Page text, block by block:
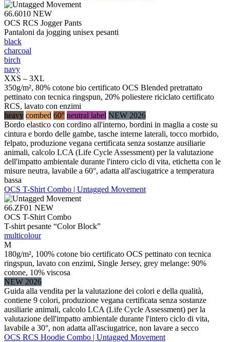
66.6010 NEW
OCS RCS Jogger Pants
Pantaloni da jogging unisex pesanti
black
charcoal
birch
navy
XXS – 3XL
350g/m², 80% cotone bio certificato OCS Blended pretrattato
pettinato con tecnica ringspun, 20% poliestere riciclato certificato
RCS, lavato con enzimi
heavy combed 60° neutral label NEW 2026
Bordo elastico con cordino all'interno, bordini in maglia a coste su
cintura e bordo delle gambe, tasche interne laterali, tocco morbido,
felpato, produzione vegana certificata senza sostanze ausiliarie
animali, calcolo LCA (Life Cycle Assessment) per la valutazione
dell'impatto ambientale durante l'intero ciclo di vita, etichetta con le
misure neutra, lavabile a 60°, adatta all'asciugatrice a temperatura
bassa
OCS T-Shirt Combo | Untagged Movement
66.ZF01 NEW
OCS T-Shirt Combo
T-shirt pesante “Color Block”
multicolour
M
180g/m², 100% cotone bio certificato OCS pettinato con tecnica
ringspun, lavato con enzimi, Single Jersey, grey melange: 90%
cotone, 10% viscosa
NEW 2026
Guida alla vendita per la valutazione dei colori e della qualità,
contiene 9 colori, produzione vegana certificata senza sostanze
ausiliarie animali, calcolo LCA (Life Cycle Assessment) per la
valutazione dell'impatto ambientale durante l'intero ciclo di vita,
lavabile a 30°, non adatta all'asciugatrice, non lavare a secco
OCS RCS Hoodie Combo | Untagged Movement